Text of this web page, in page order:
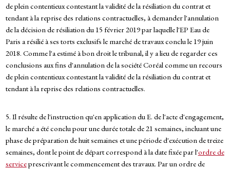
de plein contentieux contestant la validité de la résiliation du contrat et
tendant à la reprise des relations contractuelles, à demander l'annulation
de la décision de résiliation du 15 février 2019 par laquelle l'EP Eau de
Paris a résilié à ses torts exclusifs le marché de travaux conclu le 19 juin
2018. Comme l'a estimé à bon droit le tribunal, il y a lieu de regarder ces
conclusions aux fins d'annulation de la société Coréal comme un recours
de plein contentieux contestant la validité de la résiliation du contrat et
tendant à la reprise des relations contractuelles.
5. Il résulte de l'instruction qu'en application du E. de l'acte d'engagement,
le marché a été conclu pour une durée totale de 21 semaines, incluant une
phase de préparation de huit semaines et une période d'exécution de treize
semaines, dont le point de départ correspond à la date fixée par l'ordre de
serviceprescrivant le commencement des travaux. Par un ordre de